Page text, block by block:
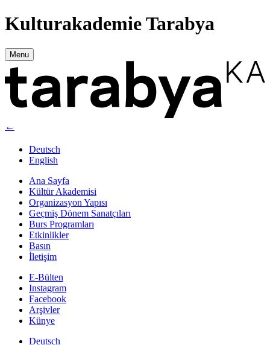
Kulturakademie Tarabya
Menu
←
Deutsch
English
Ana Sayfa
Kültür Akademisi
Organizasyon Yapısı
Geçmiş Dönem Sanatçıları
Burs Programları
Etkinlikler
Basın
İletişim
E-Bülten
Instagram
Facebook
Arşivler
Künye
Deutsch